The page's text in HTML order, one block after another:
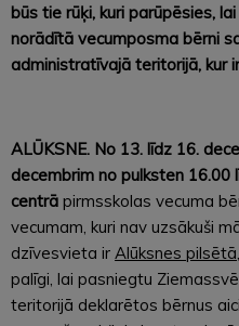
būs tie rūķi, kuri parūpēsies,
norādītā vecumposma bērni
administratīvajā teritorijā, kur
ALŪKSNE. No 13. līdz 16.
decembrim no pulksten 16.00
centrā pirmsskolas vecuma
vecumam, kuri nav uzsākuši
dzīvesvieta ir Alūksnes pilsētā,
palīgi, lai pasniegtu
teritorijā deklarētos bērnus